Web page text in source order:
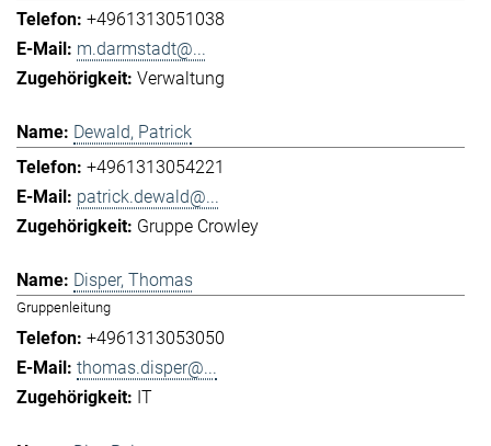
+4961313051038
m.darmstadt@...
Verwaltung
Dewald, Patrick
+4961313054221
patrick.dewald@...
Gruppe Crowley
Disper, Thomas
Gruppenleitung
+4961313053050
thomas.disper@...
IT